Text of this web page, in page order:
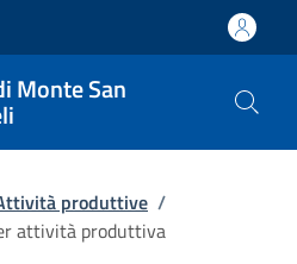
Monte San
produttive /
attività produttiva